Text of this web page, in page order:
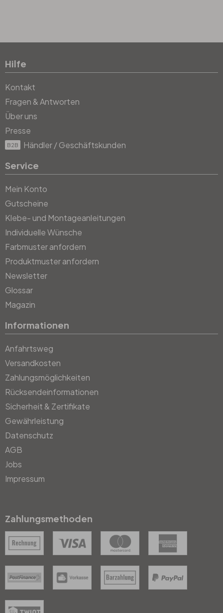
Hilfe
Kontakt
Fragen & Antworten
Über uns
Presse
B2B Händler / Geschäftskunden
Service
Mein Konto
Gutscheine
Klebe- und Montageanleitungen
Individuelle Wünsche
Farbmuster anfordern
Produktmuster anfordern
Newsletter
Glossar
Magazin
Informationen
Anfahrtsweg
Versandkosten
Zahlungsmöglichkeiten
Rücksendeinformationen
Sicherheit & Zertifikate
Gewährleistung
Datenschutz
AGB
Jobs
Impressum
Zahlungsmethoden